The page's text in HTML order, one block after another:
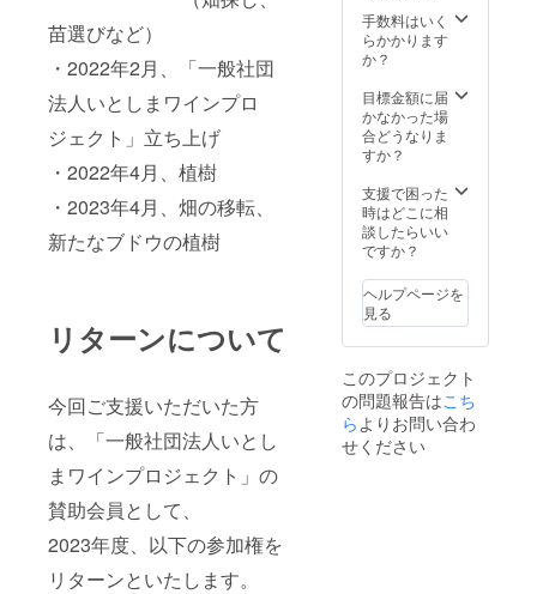
苗選びなど）
・2022年2月、「一般社団
法人いとしまワインプロ
ジェクト」立ち上げ
・2022年4月、植樹
・2023年4月、畑の移転、
新たなブドウの植樹
リターンについて
今回ご支援いただいた方
は、「一般社団法人いとし
まワインプロジェクト」の
賛助会員として、
2023年度、以下の参加権を
リターンといたします。
飲食費
等はご
となり
ます。
予め
います
よう、
お願い
申し上
す。
gram｜
https://
www.in
m.com/
tokin.bl
ue/） ・
ご支援1
2名様の
飲食代
が含ま
れま
1組限定
のお店
なの
で、貸
りま
す。
（ご支
援1口に
含まれ
手数料はいく
らかかります
か？
目標金額に届
かなかった場
合どうなりま
すか？
支援で困った
時はどこに相
談したらいい
ですか？
ヘルプページを
見る
このプロジェクト
の問題報告はこち
ら よりお問い合わ
せください